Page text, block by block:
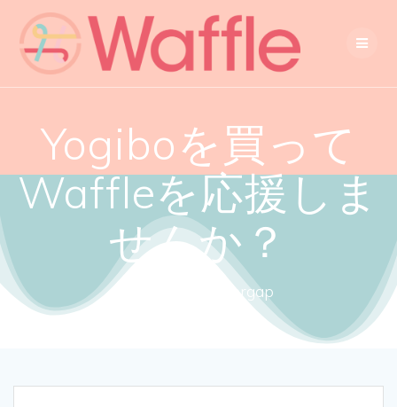
Yogiboを買って
Waffleを応援しま
せんか？
Close the gendergap